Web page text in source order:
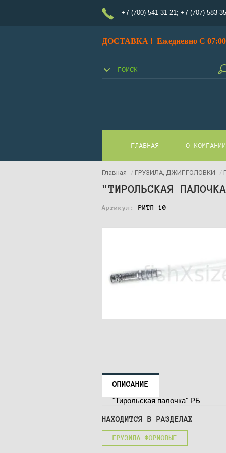
+7 (700) 541-31-21; +7 (707) 583
ДОСТАВКА ! Ежедневно С 07:00
ГЛАВНАЯ О КОМПАНИИ
Главная / ГРУЗИЛА, ДЖИГ-ГОЛОВКИ /
"ТИРОЛЬСКАЯ
Артикул: РИТП-10
ОПИСАНИЕ
"Тирольская палочка" РБ
НАХОДИТСЯ В РАЗДЕЛАХ
ГРУЗИЛА ФОРМОВЫЕ